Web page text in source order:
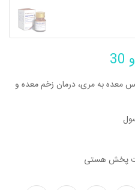
معده به مری، درمان زخم معده و
پخش هستی